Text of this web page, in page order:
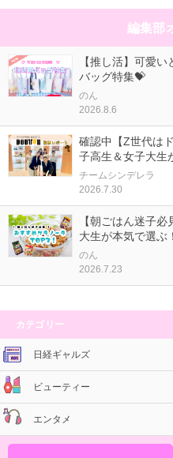
編集部
【推し活】可愛
バッグ特集💝
のん
2026.8.6
確認中【Z世代は
子高生＆女子大生
チームシンデレラ
2026.7.30
【朝ごはん迷子
大生が本気で選ぶ
のん
2026.7.23
カテゴリー
日経ギャルズ
ビューティー
エンタメ